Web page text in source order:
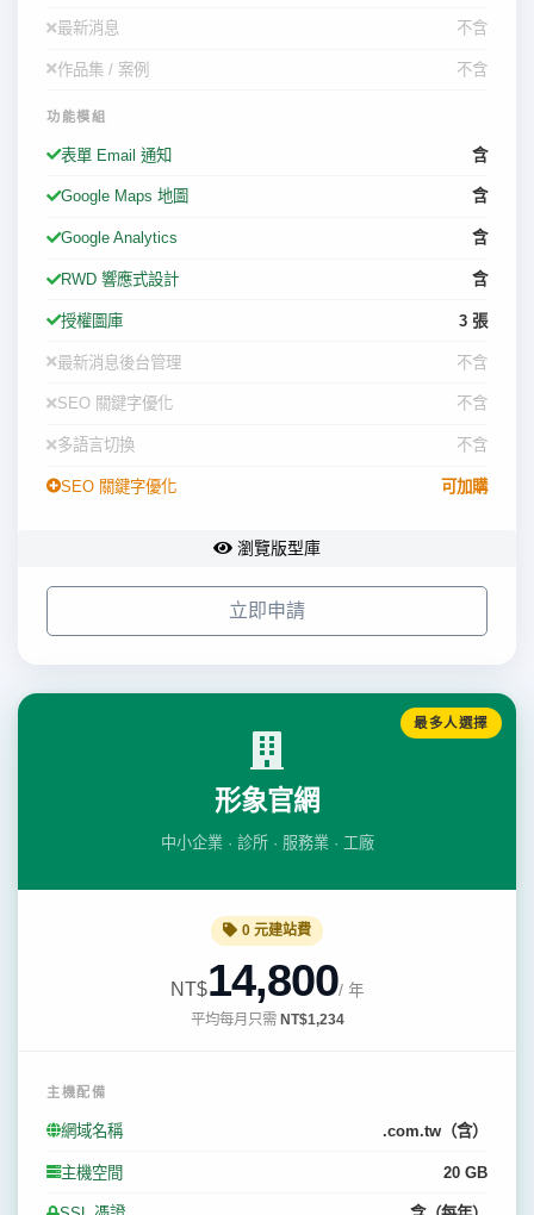
最新消息 不含
作品集 / 案例 不含
功能模組
表單 Email 通知 含
Google Maps 地圖 含
Google Analytics 含
RWD 響應式設計 含
授權圖庫 3 張
最新消息後台管理 不含
SEO 關鍵字優化 不含
多語言切換 不含
SEO 關鍵字優化 可加購
瀏覽版型庫
立即申請
最多人選擇
形象官網
中小企業 · 診所 · 服務業 · 工廠
0 元建站費
NT$14,800/ 年
平均每月只需 NT$1,234
主機配備
網域名稱 .com.tw（含）
主機空間 20 GB